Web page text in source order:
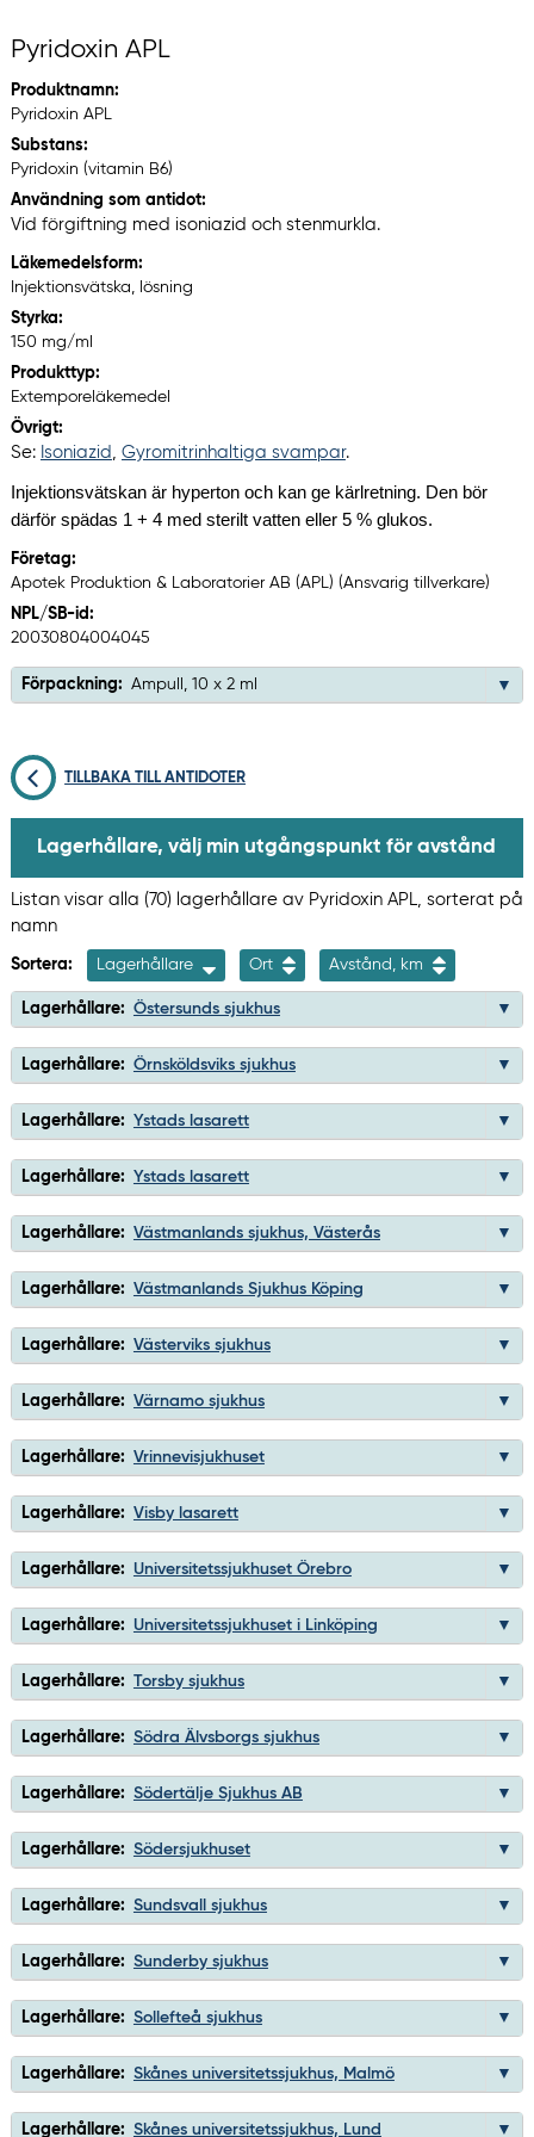
Pyridoxin APL
Produktnamn:
Pyridoxin APL
Substans:
Pyridoxin (vitamin B6)
Användning som antidot:
Vid förgiftning med isoniazid och stenmurkla.
Läkemedelsform:
Injektionsvätska, lösning
Styrka:
150 mg/ml
Produkttyp:
Extemporeläkemedel
Övrigt:
Se: Isoniazid , Gyromitrinhaltiga svampar.
Injektionsvätskan är hyperton och kan ge kärlretning. Den bör
därför spädas 1 + 4 med sterilt vatten eller 5 % glukos.
Företag:
Apotek Produktion & Laboratorier AB (APL) (Ansvarig tillverkare)
NPL/SB-id:
20030804004045
Förpackning: Ampull, 10 x 2 ml
TILLBAKA TILL ANTIDOTER
Lagerhållare, välj min utgångspunkt för avstånd
Listan visar alla (70) lagerhållare av Pyridoxin APL, sorterat på
namn
Sortera: Lagerhållare Ort Avstånd, km
Lagerhållare: Östersunds sjukhus
Lagerhållare: Örnsköldsviks sjukhus
Lagerhållare: Ystads lasarett
Lagerhållare: Ystads lasarett
Lagerhållare: Västmanlands sjukhus, Västerås
Lagerhållare: Västmanlands Sjukhus Köping
Lagerhållare: Västerviks sjukhus
Lagerhållare: Värnamo sjukhus
Lagerhållare: Vrinnevisjukhuset
Lagerhållare: Visby lasarett
Lagerhållare: Universitetssjukhuset Örebro
Lagerhållare: Universitetssjukhuset i Linköping
Lagerhållare: Torsby sjukhus
Lagerhållare: Södra Älvsborgs sjukhus
Lagerhållare: Södertälje Sjukhus AB
Lagerhållare: Södersjukhuset
Lagerhållare: Sundsvall sjukhus
Lagerhållare: Sunderby sjukhus
Lagerhållare: Sollefteå sjukhus
Lagerhållare: Skånes universitetssjukhus, Malmö
Lagerhållare: Skånes universitetssjukhus, Lund